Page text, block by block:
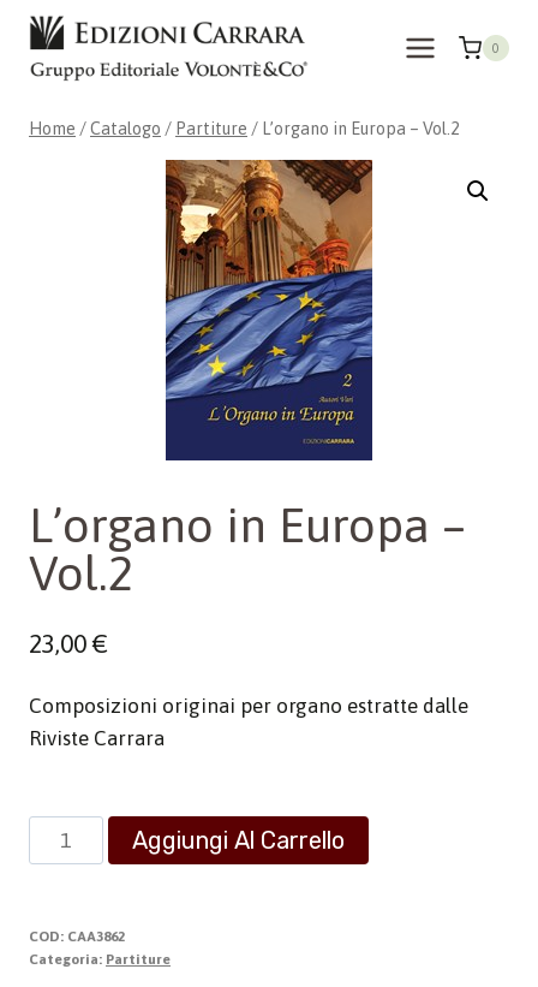
Salta
contenuto
0
Home /Catalogo / Partiture / L’organo in Europa – Vol.2
L’organo in Europa –
Vol.2
23,00€
Composizioni originai per organo estratte dalle
Riviste Carrara
L'organo
in
-
Vol.2
Aggiungi Al Carrello
COD: CAA3862
Categoria: Partiture